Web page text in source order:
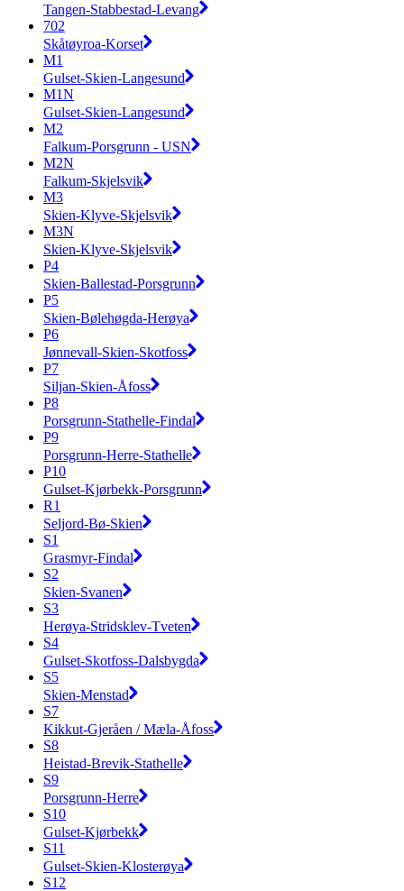
Tangen-Stabbestad-Levang
702
Skåtøyroa-Korset
M1
Gulset-Skien-Langesund
M1N
Gulset-Skien-Langesund
M2
Falkum-Porsgrunn - USN
M2N
Falkum-Skjelsvik
M3
Skien-Klyve-Skjelsvik
M3N
Skien-Klyve-Skjelsvik
P4
Skien-Ballestad-Porsgrunn
P5
Skien-Bølehøgda-Herøya
P6
Jønnevall-Skien-Skotfoss
P7
Siljan-Skien-Åfoss
P8
Porsgrunn-Stathelle-Findal
P9
Porsgrunn-Herre-Stathelle
P10
Gulset-Kjørbekk-Porsgrunn
R1
Seljord-Bø-Skien
S1
Grasmyr-Findal
S2
Skien-Svanen
S3
Herøya-Stridsklev-Tveten
S4
Gulset-Skotfoss-Dalsbygda
S5
Skien-Menstad
S7
Kikkut-Gjeråen / Mæla-Åfoss
S8
Heistad-Brevik-Stathelle
S9
Porsgrunn-Herre
S10
Gulset-Kjørbekk
S11
Gulset-Skien-Klosterøya
S12